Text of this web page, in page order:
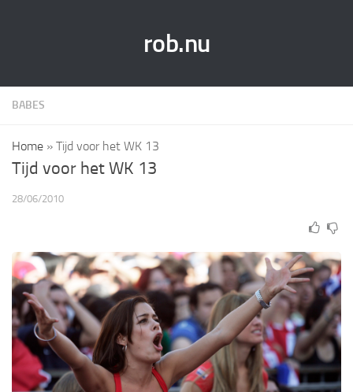
rob.nu
BABES
Home » Tijd voor het WK 13
Tijd voor het WK 13
28/06/2010